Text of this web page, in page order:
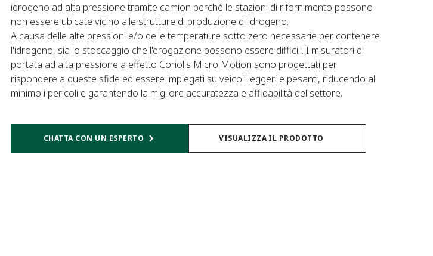
idrogeno ad alta pressione tramite camion perché le stazioni di rifornimento possono
non essere ubicate vicino alle strutture di produzione di idrogeno.
A causa delle alte pressioni e/o delle temperature sotto zero necessarie per contenere
l'idrogeno, sia lo stoccaggio che l'erogazione possono essere difficili. I misuratori di
portata ad alta pressione a effetto Coriolis Micro Motion sono progettati per
rispondere a queste sfide ed essere impiegati su veicoli leggeri e pesanti, riducendo al
minimo i pericoli e garantendo la migliore accuratezza e affidabilità del settore.
CHATTA CON UN ESPERTO VISUALIZZA IL PRODOTTO